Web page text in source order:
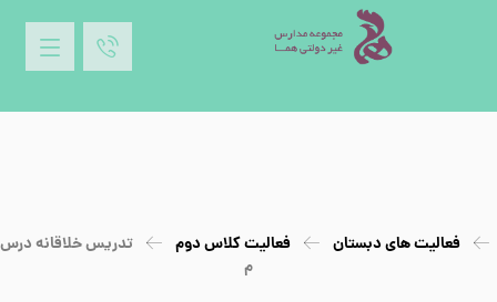
فعالیت های دبستان فعالیت کلاس دوم
تدريس خلاقانه درس
م